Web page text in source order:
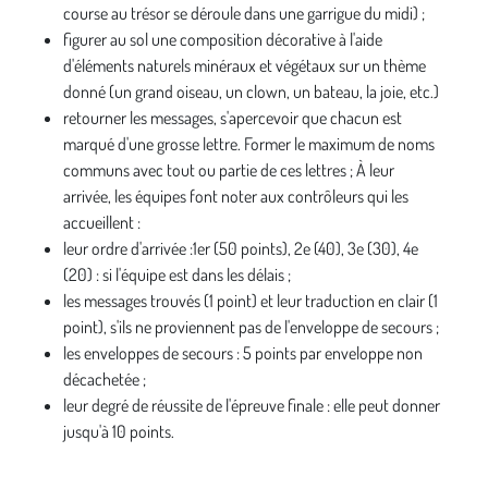
course au trésor se déroule dans une garrigue du midi) ;
figurer au sol une composition décorative à l'aide
d'éléments naturels minéraux et végétaux sur un thème
donné (un grand oiseau, un clown, un bateau, la joie, etc.)
retourner les messages, s'apercevoir que chacun est
marqué d'une grosse lettre. Former le maximum de noms
communs avec tout ou partie de ces lettres ; À leur
arrivée, les équipes font noter aux contrôleurs qui les
accueillent :
leur ordre d'arrivée :1er (50 points), 2e (40), 3e (30), 4e
(20) : si l'équipe est dans les délais ;
les messages trouvés (1 point) et leur traduction en clair (1
point), s'ils ne proviennent pas de l'enveloppe de secours ;
les enveloppes de secours : 5 points par enveloppe non
décachetée ;
leur degré de réussite de l'épreuve finale : elle peut donner
jusqu'à 10 points.